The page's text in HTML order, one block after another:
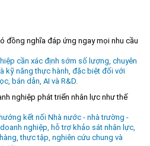
triển
▼
đồng nghĩa đáp ứng ngay mọi nhu cầu
cần xác định sớm số lượng, chuyên
kỹ năng thực hành, đặc biệt đối với
bán dẫn, AI và R&D.
nghiệp phát triển nhân lực như thế
kết nối Nhà nước - nhà trường -
nghiệp, hỗ trợ khảo sát nhân lực,
thực tập, nghiên cứu chung và